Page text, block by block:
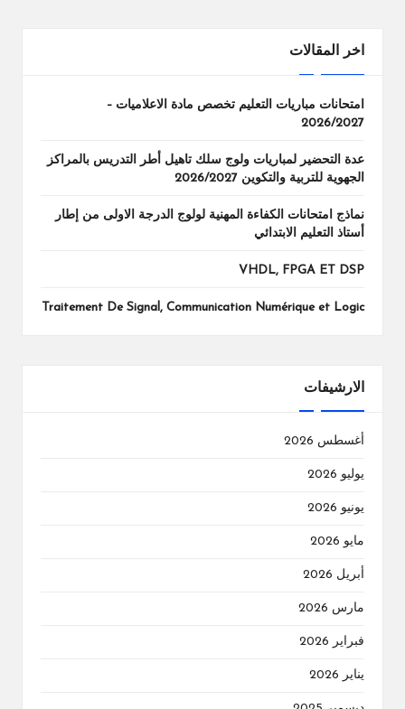
اخر المقالات
امتحانات مباريات التعليم تخصص مادة الاعلاميات –
2026/2027
عدة التحضير لمباريات ولوج سلك تاهيل أطر التدريس بالمراكز
الجهوية للتربية والتكوين 2026/2027
نماذج امتحانات الكفاءة المهنية لولوج الدرجة الاولى من إطار
أستاذ التعليم الابتدائي
VHDL, FPGA ET DSP
Traitement De Signal, Communication Numérique et Logic
الارشيفات
أغسطس 2026
يوليو 2026
يونيو 2026
مايو 2026
أبريل 2026
مارس 2026
فبراير 2026
يناير 2026